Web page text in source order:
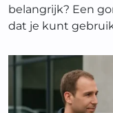
belangrijk? Een
dat je kunt